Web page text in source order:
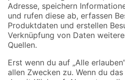
Zahlungsarten
Sicher einkaufen